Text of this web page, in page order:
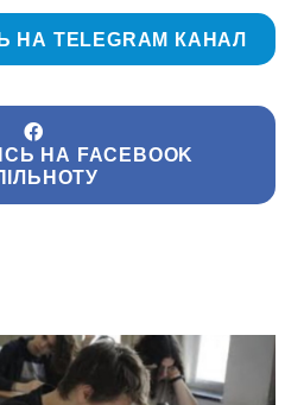
НА TELEGRAM КАНАЛ
НА FACEBOOK